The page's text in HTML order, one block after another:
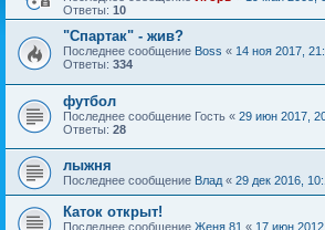
Ответы: 10
"Спартак" - жив?
Последнее сообщение Boss « 14 ноя 2017,
Ответы: 334
футбол
Последнее сообщение Гость « 29 июн 2017,
Ответы: 28
лыжня
Последнее сообщение Влад « 29 дек 2016,
Каток открыт!
Последнее сообщение Женя.81 « 17 июн